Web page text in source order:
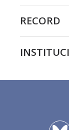
RECORD